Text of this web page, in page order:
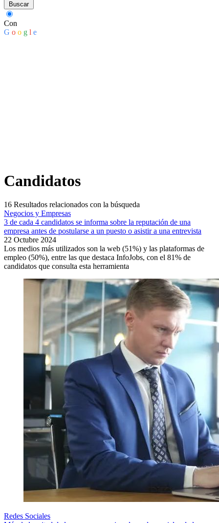
Buscar
Con
G o o g l e
Candidatos
16 Resultados relacionados con la búsqueda
Negocios y Empresas
3 de cada 4 candidatos se informa sobre la reputación de una
empresa antes de postularse a un puesto o asistir a una entrevista
22 Octubre 2024
Los medios más utilizados son la web (51%) y las plataformas de
empleo (50%), entre las que destaca InfoJobs, con el 81% de
candidatos que consulta esta herramienta
Redes Sociales